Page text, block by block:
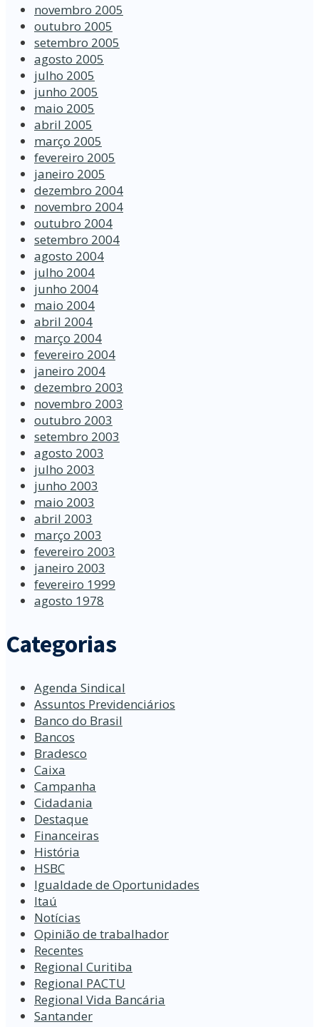
novembro 2005
outubro 2005
setembro 2005
agosto 2005
julho 2005
junho 2005
maio 2005
abril 2005
março 2005
fevereiro 2005
janeiro 2005
dezembro 2004
novembro 2004
outubro 2004
setembro 2004
agosto 2004
julho 2004
junho 2004
maio 2004
abril 2004
março 2004
fevereiro 2004
janeiro 2004
dezembro 2003
novembro 2003
outubro 2003
setembro 2003
agosto 2003
julho 2003
junho 2003
maio 2003
abril 2003
março 2003
fevereiro 2003
janeiro 2003
fevereiro 1999
agosto 1978
Categorias
Agenda Sindical
Assuntos Previdenciários
Banco do Brasil
Bancos
Bradesco
Caixa
Campanha
Cidadania
Destaque
Financeiras
História
HSBC
Igualdade de Oportunidades
Itaú
Notícias
Opinião de trabalhador
Recentes
Regional Curitiba
Regional PACTU
Regional Vida Bancária
Santander